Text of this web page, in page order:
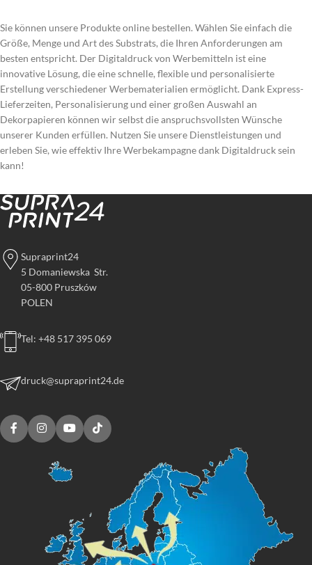
Sie können unsere Produkte online bestellen. Wählen Sie einfach die
Größe, Menge und Art des Substrats, die Ihren Anforderungen am
besten entspricht. Der Digitaldruck von Werbemitteln ist eine
innovative Lösung, die eine schnelle, flexible und personalisierte
Erstellung verschiedener Werbematerialien ermöglicht. Dank Express-
Lieferzeiten, Personalisierung und einer großen Auswahl an
Dekorpapieren können wir selbst die anspruchsvollsten Wünsche
unserer Kunden erfüllen. Nutzen Sie unsere Dienstleistungen und
erleben Sie, wie effektiv Ihre Werbekampagne dank Digitaldruck sein
kann!
Supraprint24
5 Domaniewska Str.
05-800 Pruszków
POLEN
Tel: +48 517 395 069
druck@supraprint24.de